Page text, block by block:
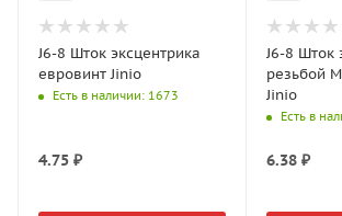
J6-8 Шток эксцентрика
евровинт Jinio
Есть в наличии: 1673
4.75 ₽
J6-8 Шток
резьбой
Jinio
Есть в
6.38₽